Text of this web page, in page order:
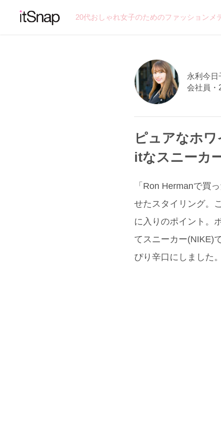
20代おしゃれ女子のためのファッション
永利今日
会社員・
ピュアなホ
itなスニーカ
「Ron Hermanで買
せたスタイリング。
に入りのポイント。
てスニーカー(NIKE)
ぴり辛口にしました